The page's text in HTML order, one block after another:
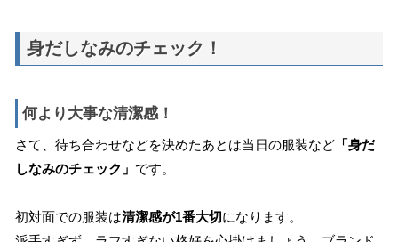
身だしなみのチェック！
何より大事な清潔感！
さて、待ち合わせなどを決めたあとは当日の服装など「身だ
しなみのチェック」 です。
初対面での服装は清潔感が1番大切になります。